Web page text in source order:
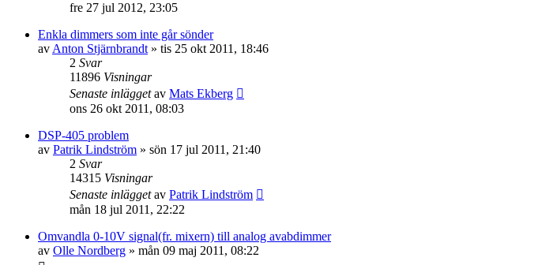
fre 27 jul 2012, 23:05
Enkla dimmers som inte går sönder
av Anton Stjärnbrandt » tis 25 okt 2011, 18:46
2 Svar
11896 Visningar
Senaste inläggetav Mats Ekberg
ons 26 okt 2011, 08:03
DSP-405 problem
av Patrik Lindström » sön 17 jul 2011, 21:40
2 Svar
14315 Visningar
Senaste inläggetav Patrik Lindström
mån 18 jul 2011, 22:22
Omvandla 0-10V signal(fr. mixern) till analog avabdimmer
av Olle Nordberg » mån 09 maj 2011, 08:22